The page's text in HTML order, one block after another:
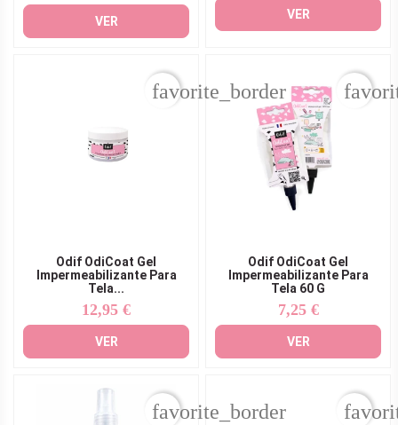
VER
VER
Odif OdiCoat Gel
Impermeabilizante Para
Tela...
Precio
12,95 €
VER
favorite_border
Odif OdiCoat Gel
Impermeabilizante Para
Tela 60 G
Precio
7,25 €
VER
favorite_border